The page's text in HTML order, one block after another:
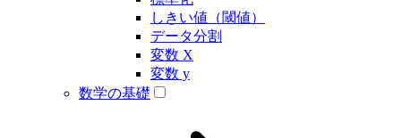
しきい値（閾値）
データ分割
変数 X
変数 y
数学の基礎